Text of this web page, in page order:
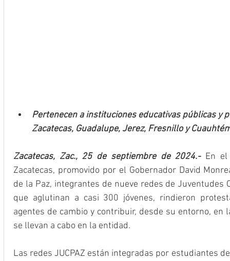
Pertenecen a instituciones educativas públicas y
Zacatecas, Guadalupe, Jerez, Fresnillo y
Zacatecas, Zac., 25 de septiembre de 2024.- En el
Zacatecas, promovido por el Gobernador David
de la Paz, integrantes de nueve redes de Juventudes
que aglutinan a casi 300 jóvenes, rindieron
agentes de cambio y contribuir, desde su entorno, en
se llevan a cabo en la entidad.
Las redes JUCPAZ están integradas por estudiantes